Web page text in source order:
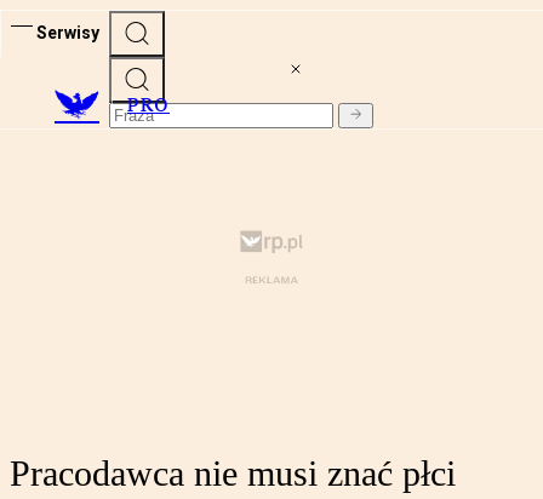
Serwisy
PRO
Pracodawca nie musi znać płci